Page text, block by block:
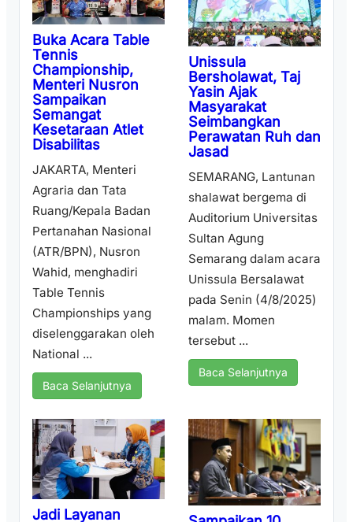
Buka Acara Table
Tennis
Championship,
Menteri Nusron
Sampaikan
Semangat
Kesetaraan Atlet
Disabilitas
JAKARTA, Menteri
Agraria dan Tata
Ruang/Kepala Badan
Pertanahan Nasional
(ATR/BPN), Nusron
Wahid, menghadiri
Table Tennis
Championships yang
diselenggarakan oleh
National ...
Baca Selanjutnya
Unissula
Bersholawat, Taj
Yasin Ajak
Masyarakat
Seimbangkan
Perawatan Ruh dan
Jasad
SEMARANG, Lantunan
shalawat bergema di
Auditorium Universitas
Sultan Agung
Semarang dalam acara
Unissula Bersalawat
pada Senin (4/8/2025)
malam. Momen
tersebut ...
Baca Selanjutnya
Jadi Layanan